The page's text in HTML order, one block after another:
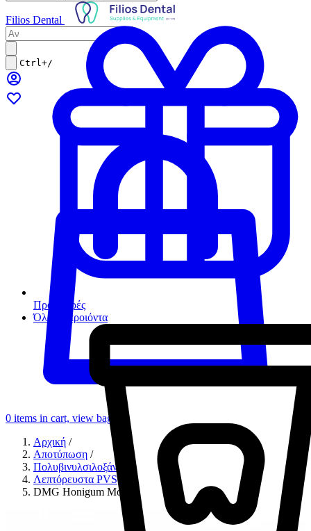
Προσφορές
Όλα τα προιόντα
Filios Dental
Ctrl+/
0 items in cart, view bag
Αρχική /
Αποτύπωση /
Πολυβινυλσιλοξάνες
Λεπτόρευστα PVS
DMG Honigum Mono